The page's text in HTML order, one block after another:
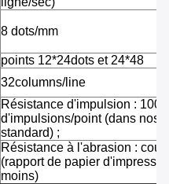
8 dots/mm
points 12*24dots et 24*48
32columns/line
Résistance d'impulsion : 100
d'impulsions/point (dans nos
standard) ;
Résistance à l'abrasion :
(rapport de papier
moins)